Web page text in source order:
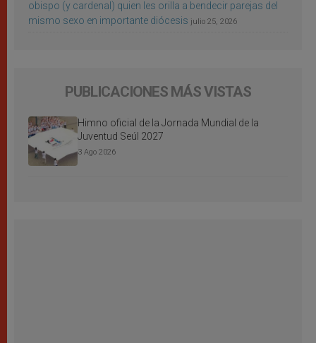
obispo (y cardenal) quien les orilla a bendecir parejas del
mismo sexo en importante diócesis julio 25, 2026
PUBLICACIONES MÁS VISTAS
Himno oficial de la Jornada Mundial de la
Juventud Seúl 2027
3 Ago 2026